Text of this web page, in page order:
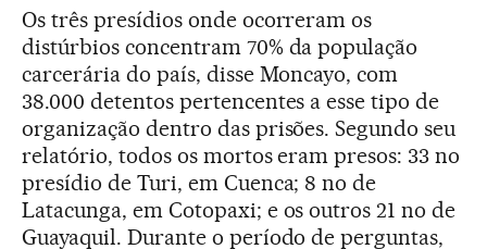
Os três presídios onde ocorreram os
distúrbios concentram 70% da população
carcerária do país, disse Moncayo, com
38.000 detentos pertencentes a esse tipo de
organização dentro das prisões. Segundo seu
relatório, todos os mortos eram presos: 33 no
presídio de Turi, em Cuenca; 8 no de
Latacunga, em Cotopaxi; e os outros 21 no de
Guayaquil. Durante o período de perguntas,